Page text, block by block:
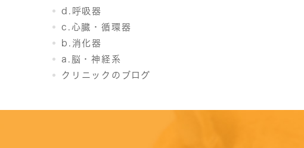
d.呼吸器
c.心臓・循環器
b.消化器
a.脳・神経系
クリニックのブログ